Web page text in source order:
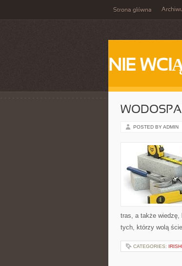
Strona główna
NIE
POSTED BY ADMIN
tras, a także wiedzę,
tych, którzy wolą
CATEGORIES: